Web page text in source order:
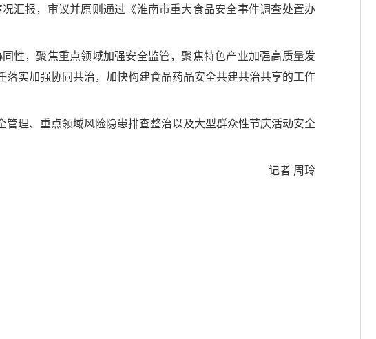
汇报，审议并原则通过《淮南市重大食品安全事件调查处置办
性，聚焦重点领域加强安全监管，聚焦特色产业加强高质量发
实加强协同共治，加快构建食品药品安全共建共治共享的工作
理、重点领域风险隐患排查整治以及大型群众性节庆活动安全
记者 周玲